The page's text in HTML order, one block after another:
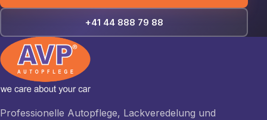
+41 44 888 79 88
Professionelle Autopflege, Lackveredelung und